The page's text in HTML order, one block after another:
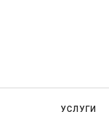
УСЛУГИ